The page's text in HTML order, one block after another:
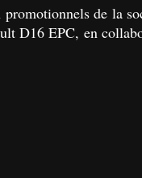
promotionnels de la
D16 EPC, en